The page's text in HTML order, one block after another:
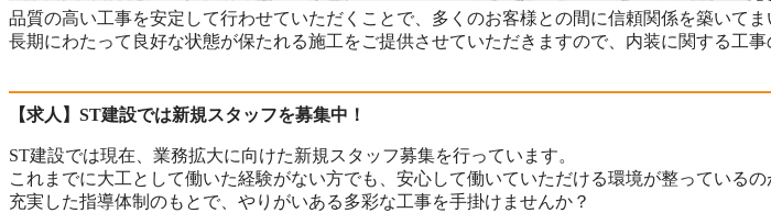
品質の高い工事を安定して行わせていただくことで、多くのお客様との間に信頼関係を築いてま
長期にわたって良好な状態が保たれる施工をご提供させていただきますので、内装に関する工
【求人】ST建設では新規スタッフを募集中！
ST建設では現在、業務拡大に向けた新規スタッフ募集を行っています。
これまでに大工として働いた経験がない方でも、安心して働いていただける環境が整っているの
充実した指導体制のもとで、やりがいある多彩な工事を手掛けませんか？